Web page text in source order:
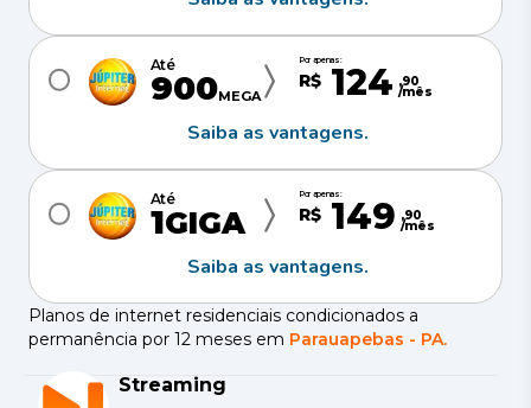
Até
900MEGA
Por apenas:
R$ 124 ,90
/mês
Saiba as vantagens.
Até
1GIGA
Por apenas:
R$ 149 ,90
/mês
Saiba as vantagens.
Planos de internet residenciais condicionados a
permanência por 12 meses em Parauapebas - PA.
Streaming